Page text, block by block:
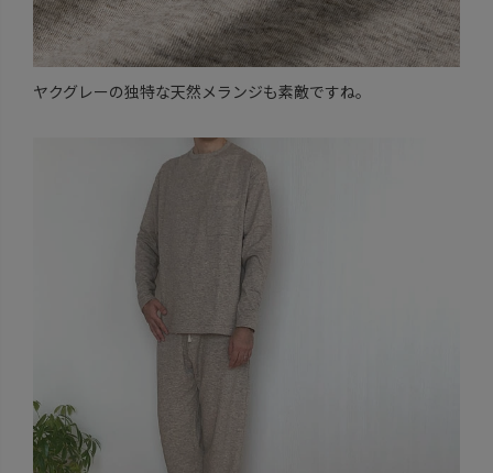
ヤクグレーの独特な天然メランジも素敵ですね。